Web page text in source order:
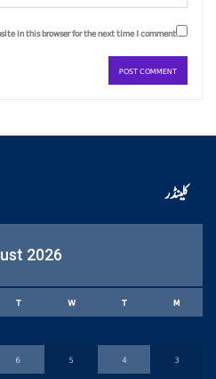
in this browser for the next time I comment.
کلینڈر
2026
M
T
W
T
3
4
5
6